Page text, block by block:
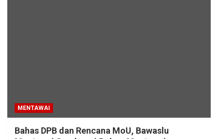
MENTAWAI
Bahas DPB dan Rencana MoU, Bawaslu